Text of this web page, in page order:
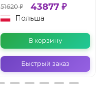
51620 ₽ 43877 ₽
Польша
В корзину
Быстрый заказ